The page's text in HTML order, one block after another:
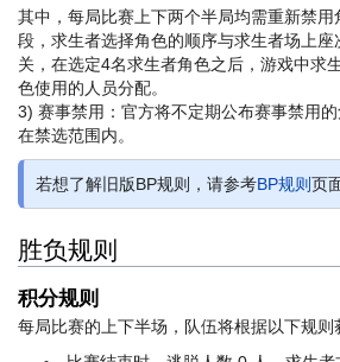
其中，每局比赛上下两个半局均需重新禁
段，求生者选择角色的顺序与求生者场上
关，在选定4名求生者角色之后，游戏中求
色使用的人员分配。
3) 赛事禁用：官方将不定期公布赛事禁用
在禁选范围内。
若想了解旧版BP规则，请参考BP规则页
胜负规则
积分规则
每局比赛的上下半场，队伍将根据以下规则